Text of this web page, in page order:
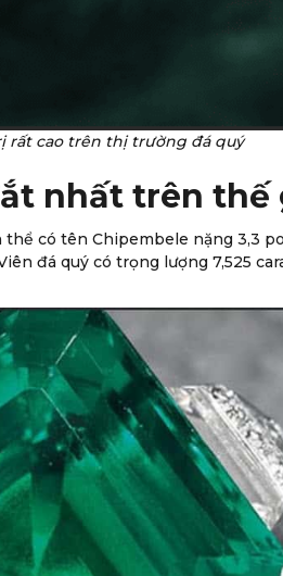
rất cao trên thị trường đá quý
nhất trên thế
có tên Chipembele nặng 3,3
đá quý có trọng lượng 7,525